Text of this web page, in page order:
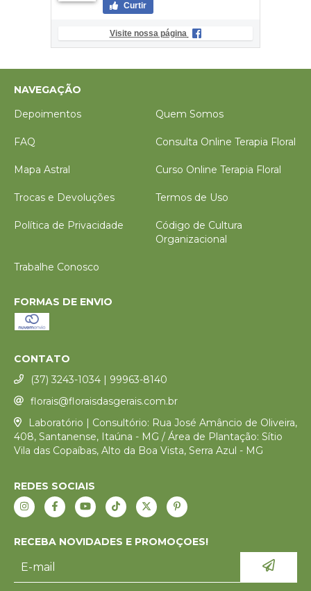
Curtir
Visite nossa página
NAVEGAÇÃO
Depoimentos
Quem Somos
FAQ Consulta Online Terapia Floral
Mapa Astral Curso Online Terapia Floral
Trocas e Devoluções Termos de Uso
Política de Privacidade
Código de Cultura
Organizacional
Trabalhe Conosco
FORMAS DE ENVIO
CONTATO
(37) 3243-1034 | 99963-8140
florais@floraisdasgerais.com.br
Laboratório | Consultório: Rua José Amâncio de Oliveira,
408, Santanense, Itaúna - MG / Área de Plantação: Sítio
Vila das Copaíbas, Alto da Boa Vista, Serra Azul - MG
REDES SOCIAIS
RECEBA NOVIDADES E PROMOÇOES!